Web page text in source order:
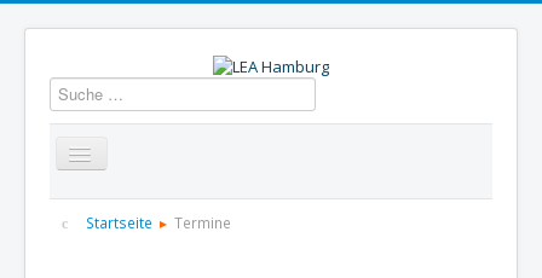
Suchen
Startseite Über uns
Startseite Termine